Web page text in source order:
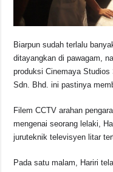
Biarpun sudah terlalu
ditayangkan di pawagam,
produksi Cinemaya
Sdn. Bhd. ini pastinya
Filem CCTV arahan
mengenai seorang lelaki,
juruteknik televisyen litar
Pada satu malam, Hariri